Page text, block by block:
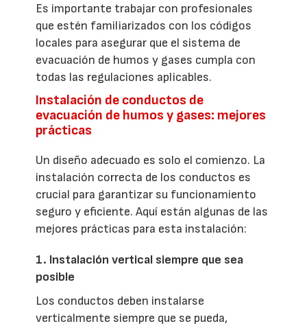
Es importante trabajar con profesionales
que estén familiarizados con los códigos
locales para asegurar que el sistema de
evacuación de humos y gases cumpla con
todas las regulaciones aplicables.
Instalación de conductos de
evacuación de humos y gases: mejores
prácticas
Un diseño adecuado es solo el comienzo. La
instalación correcta de los conductos es
crucial para garantizar su funcionamiento
seguro y eficiente. Aquí están algunas de las
mejores prácticas para esta instalación:
1. Instalación vertical siempre que sea
posible
Los conductos deben instalarse
verticalmente siempre que se pueda,